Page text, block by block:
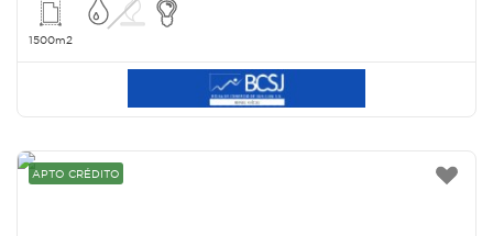
1500m2
APTO CRÉDITO